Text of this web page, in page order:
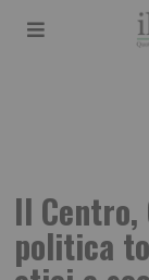
Il Centro,
politica